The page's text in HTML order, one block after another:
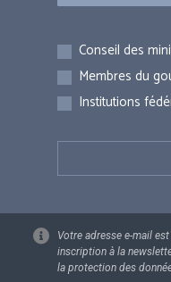
Inscriptions
Conseil des
Membres du
Institutions
Votre adresse e-mail
inscription à la
la protection des